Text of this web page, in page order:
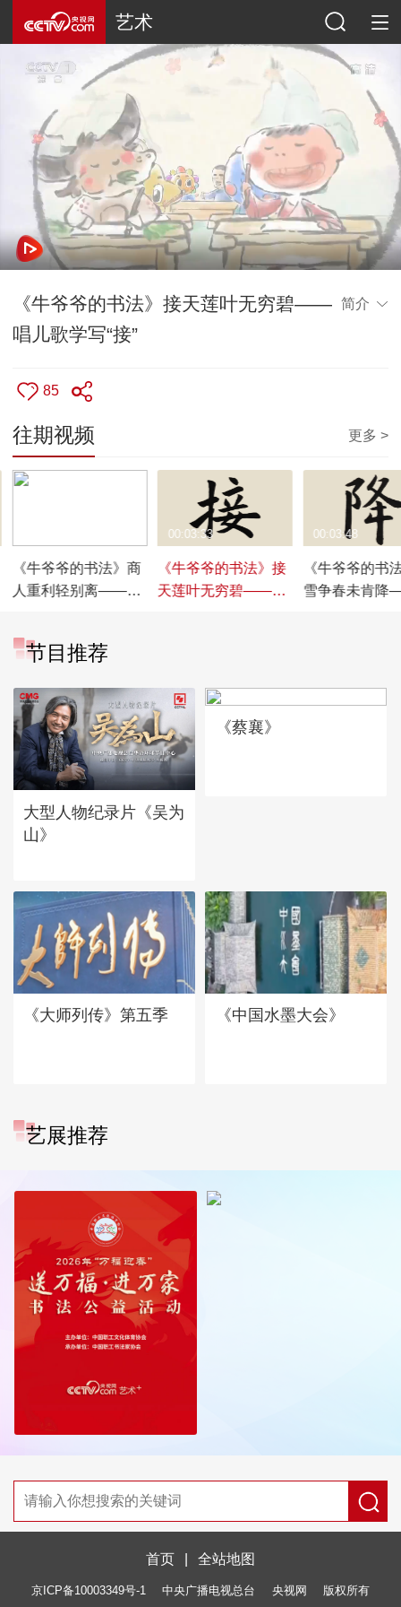
艺术
《牛爷爷的书法》接天莲叶无穷碧——
唱儿歌学写“接”
简介
85
往期视频 更多 >
《牛爷爷的书法》商
人重利轻别离——唱
《牛爷爷的书法》接
天莲叶无穷碧——唱
00:03:33
《牛爷爷的书
雪争春未肯
00:03:48
节目推荐
大型人物纪录片《吴为
山》
《蔡襄》
《大师列传》第五季 《中国水墨大会》
艺展推荐
首页 全站地图
京ICP备10003349号-1 中央广播电视总台 央视网 版权所有